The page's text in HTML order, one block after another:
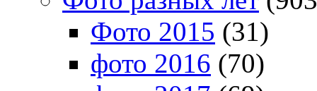
Фото 2015 (31)
фото 2016 (70)